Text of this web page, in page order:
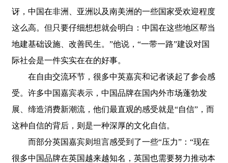
讶，中国在非洲、亚洲以及南美洲的一些国家受欢迎程度
这么高。但只要仔细想想就会明白：中国在这些地区帮当
地建基础设施、改善民生。”他说，“一带一路”建设对国
际社会是一件实实在在的好事。
在自由交流环节，很多中英嘉宾和记者谈起了参会感
受。许多中国嘉宾表示，中国品牌在国内外市场蓬勃发
展、缔造消费新潮流，他们最直观的感受就是“自信”，而
这种自信的背后，则是一种深厚的文化自信。
而部分英国嘉宾则坦言感受到了一些“压力”：“现在
很多中国品牌在英国越来越知名，英国也需要努力推动本